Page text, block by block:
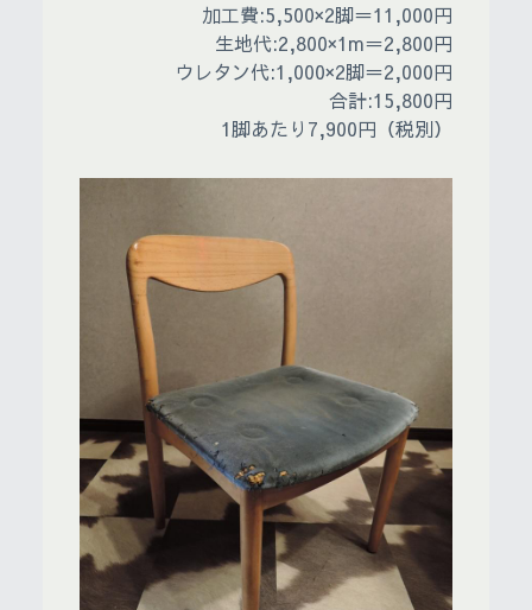
加工費:5,500×2脚＝11,000円
生地代:2,800×1m＝2,800円
ウレタン代:1,000×2脚＝2,000円
合計:15,800円
1脚あたり7,900円（税別）